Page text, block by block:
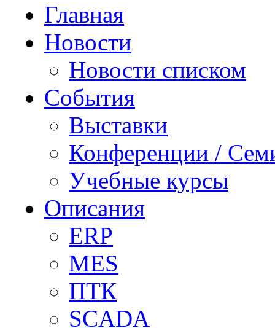
Главная
Новости
Новости списком
События
Выставки
Конференции /
Учебные курсы
Описания
ERP
MES
ПТК
SCADA